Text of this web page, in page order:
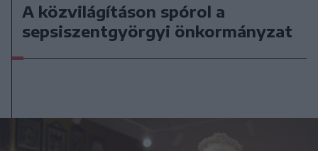
A közvilágításon spórol a
sepsiszentgyörgyi önkormányzat